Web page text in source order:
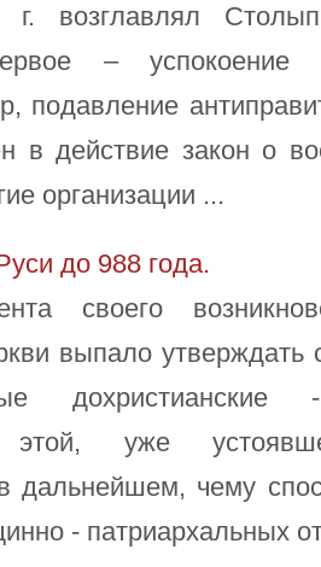
возглавлял
– успокоение
подавление
в действие закон о
организации ...
до 988 года.
своего
выпало
дохристианские
этой, уже
дальнейшем, чему
- патриархальных